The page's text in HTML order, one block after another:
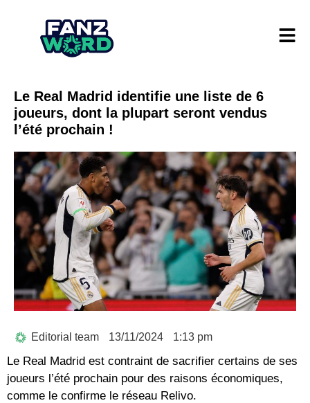
Le Real Madrid identifie une liste de 6
joueurs, dont la plupart seront vendus
l’été prochain !
Editorial team 13/11/2024 1:13 pm
Le Real Madrid est contraint de sacrifier certains de ses
joueurs l’été prochain pour des raisons économiques,
comme le confirme le réseau Relivo.